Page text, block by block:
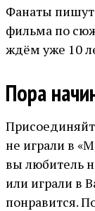
Фанаты пишут
фильма по
ждём уже 10
Пора
не играли в
вы любитель
или играли в
понравится.